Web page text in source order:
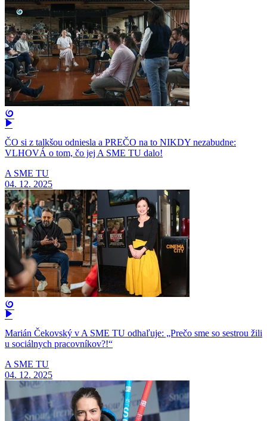
ČO si z talkšou odniesla a PREČO na to NIKDY nezabudne:
VLHOVÁ o tom, čo jej A SME TU dalo!
A SME TU
04. 12. 2025
Marián Čekovský v A SME TU odhaľuje: „Prečo sme so sestrou žili
u sociálnych pracovníkov?!“
A SME TU
04. 12. 2025